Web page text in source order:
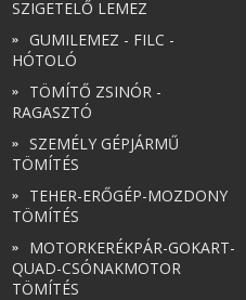
SZIGETELŐ LEMEZ
GUMILEMEZ - FILC -
HÓTOLÓ
TÖMÍTŐ ZSINÓR -
RAGASZTÓ
SZEMÉLY GÉPJÁRMŰ
TÖMÍTÉS
TEHER-ERŐGÉP-MOZDONY
TÖMÍTÉS
MOTORKERÉKPÁR-GOKART-
QUAD-CSÓNAKMOTOR
TÖMÍTÉS